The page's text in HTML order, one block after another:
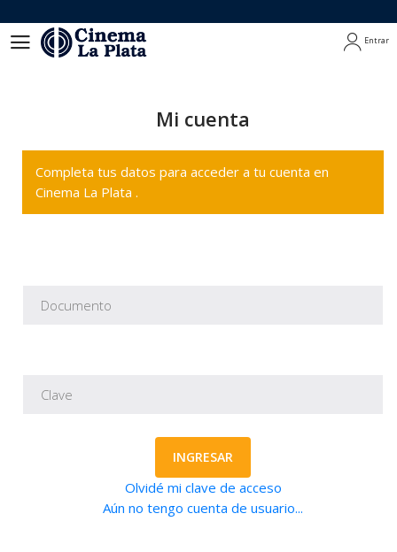
Entrar
Mi cuenta
Completa tus datos para acceder a tu cuenta en
Cinema La Plata .
INGRESAR
Olvidé mi clave de acceso
Aún no tengo cuenta de usuario...